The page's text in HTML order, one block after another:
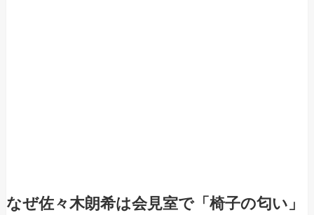
なぜ佐々木朗希は会見室で「椅子の匂い」